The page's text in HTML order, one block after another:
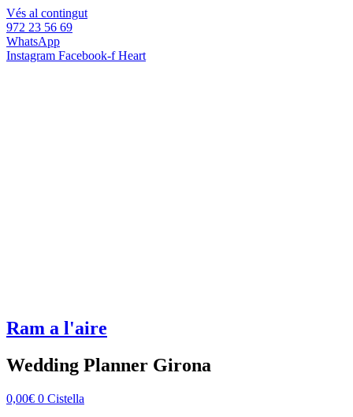
Vés al contingut
972 23 56 69
WhatsApp
Instagram Facebook-f Heart
Ram a l'aire
Wedding Planner Girona
0,00€ 0 Cistella